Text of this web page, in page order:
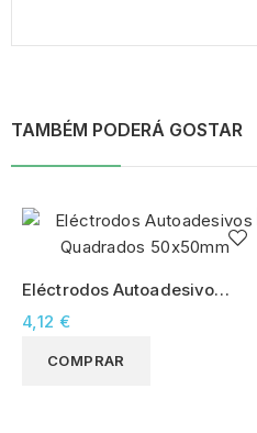
TAMBÉM PODERÁ GOSTAR
Eléctrodos Autoadesivos
Quadrados 50x50mm
4,12 €
COMPRAR